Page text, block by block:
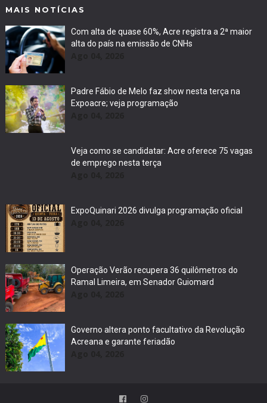
MAIS NOTÍCIAS
Com alta de quase 60%, Acre registra a 2ª maior
alta do país na emissão de CNHs
Padre Fábio de Melo faz show nesta terça na
Expoacre; veja programação
Veja como se candidatar: Acre oferece 75 vagas
de emprego nesta terça
ExpoQuinari 2026 divulga programação oficial
Operação Verão recupera 36 quilômetros do
Ramal Limeira, em Senador Guiomard
Governo altera ponto facultativo da Revolução
Acreana e garante feriadão